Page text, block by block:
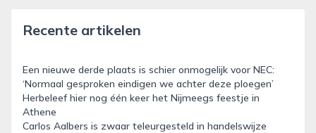
Recente artikelen
Een nieuwe derde plaats is schier onmogelijk voor NEC:
‘Normaal gesproken eindigen we achter deze ploegen’
Herbeleef hier nog één keer het Nijmeegs feestje in
Athene
Carlos Aalbers is zwaar teleurgesteld in handelswijze